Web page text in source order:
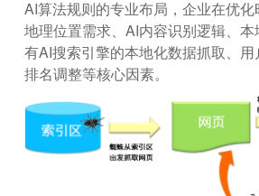
AI算法规则的专业布局，企业在优
地理位置需求、AI内容识别逻辑、
有AI搜索引擎的本地化数据抓取、
排名调整等核心因素。